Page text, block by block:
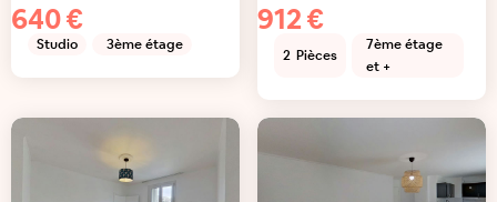
640 €
Studio 3ème étage
912 €
2 Pièces
7ème étage
et +